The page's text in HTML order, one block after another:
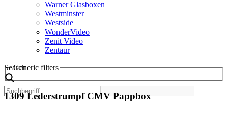
Warner Glasboxen
Westminster
Westside
WonderVideo
Zenit Video
Zentaur
Search
Generic filters
1309 Lederstrumpf CMV Pappbox